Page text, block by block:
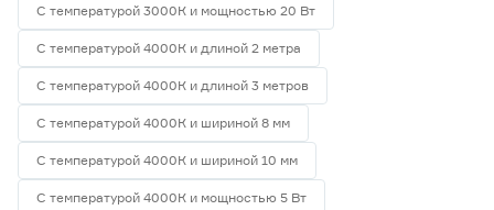
С температурой 3000К и мощностью 20 Вт
С температурой 4000К и длиной 2 метра
С температурой 4000К и длиной 3 метров
С температурой 4000К и шириной 8 мм
С температурой 4000К и шириной 10 мм
С температурой 4000К и мощностью 5 Вт